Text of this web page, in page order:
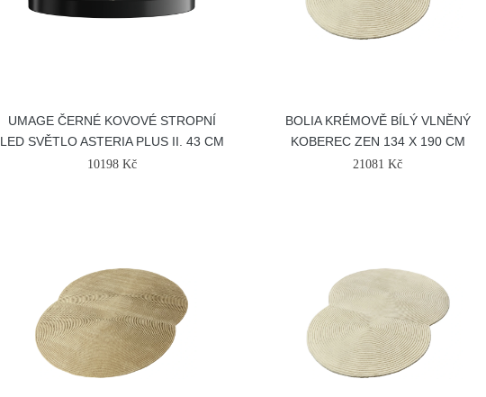
UMAGE ČERNÉ KOVOVÉ STROPNÍ
LED SVĚTLO ASTERIA PLUS II. 43 CM
10198 Kč
BOLIA KRÉMOVĚ BÍLÝ VLNĚNÝ
KOBEREC ZEN 134 X 190 CM
21081 Kč